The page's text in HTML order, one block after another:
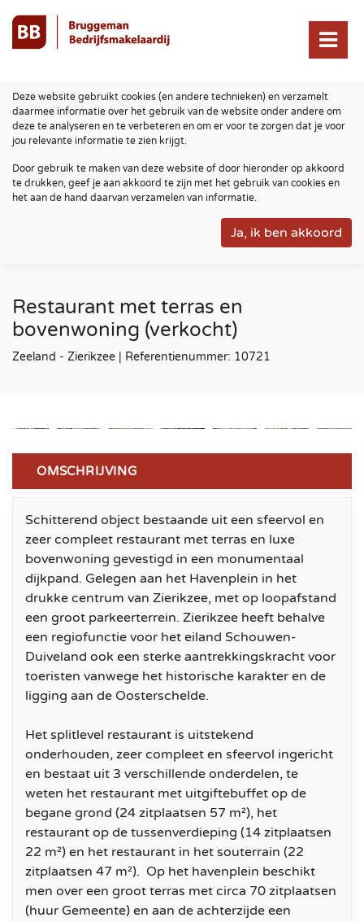
Deze website gebruikt cookies (en andere technieken) en verzamelt
daarmee informatie over het gebruik van de website onder andere om
deze te analyseren en te verbeteren en om er voor te zorgen dat je voor
jou relevante informatie te zien krijgt.
Door gebruik te maken van deze website of door hieronder op akkoord
te drukken, geef je aan akkoord te zijn met het gebruik van cookies en
het aan de hand daarvan verzamelen van informatie.
Restaurant met terras en
bovenwoning (verkocht)
Zeeland - Zierikzee | Referentienummer: 10721
OMSCHRIJVING
Schitterend object bestaande uit een sfeervol en
zeer compleet restaurant met terras en luxe
bovenwoning gevestigd in een monumentaal
dijkpand. Gelegen aan het Havenplein in het
drukke centrum van Zierikzee, met op loopafstand
een groot parkeerterrein. Zierikzee heeft behalve
een regiofunctie voor het eiland Schouwen-
Duiveland ook een sterke aantrekkingskracht voor
toeristen vanwege het historische karakter en de
ligging aan de Oosterschelde.
Het splitlevel restaurant is uitstekend
onderhouden, zeer compleet en sfeervol ingericht
en bestaat uit 3 verschillende onderdelen, te
weten het restaurant met uitgiftebuffet op de
begane grond (24 zitplaatsen 57 m²), het
restaurant op de tussenverdieping (14 zitplaatsen
22 m²) en het restaurant in het souterrain (22
zitplaatsen 47 m²). Op het havenplein beschikt
men over een groot terras met circa 70 zitplaatsen
(huur Gemeente) en aan de achterzijde een